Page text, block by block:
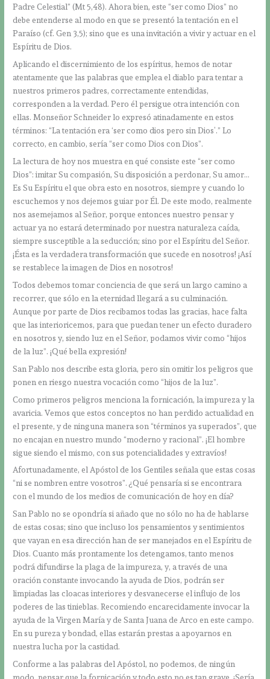
Padre Celestial” (Mt 5,48). Ahora bien, este “ser como Dios” no
debe entenderse al modo en que se presentó la tentación en el
Paraíso (cf. Gen 3,5); sino que es una invitación a vivir y actuar en el
Espíritu de Dios.
Aplicando el discernimiento de los espíritus, hemos de notar
atentamente que las palabras que emplea el diablo para tentar a
nuestros primeros padres, correctamente entendidas,
corresponden a la verdad. Pero él persigue otra intención con
ellas. Monseñor Schneider lo expresó atinadamente en estos
términos: “La tentación era ‘ser como dios pero sin Dios’.” Lo
correcto, en cambio, sería “ser como Dios con Dios”.
La lectura de hoy nos muestra en qué consiste este “ser como
Dios”: imitar Su compasión, Su disposición a perdonar, Su amor…
Es Su Espíritu el que obra esto en nosotros, siempre y cuando lo
escuchemos y nos dejemos guiar por Él. De este modo, realmente
nos asemejamos al Señor, porque entonces nuestro pensar y
actuar ya no estará determinado por nuestra naturaleza caída,
siempre susceptible a la seducción; sino por el Espíritu del Señor.
¡Ésta es la verdadera transformación que sucede en nosotros! ¡Así
se restablece la imagen de Dios en nosotros!
Todos debemos tomar conciencia de que será un largo camino a
recorrer, que sólo en la eternidad llegará a su culminación.
Aunque por parte de Dios recibamos todas las gracias, hace falta
que las interioricemos, para que puedan tener un efecto duradero
en nosotros y, siendo luz en el Señor, podamos vivir como “hijos
de la luz”. ¡Qué bella expresión!
San Pablo nos describe esta gloria, pero sin omitir los peligros que
ponen en riesgo nuestra vocación como “hijos de la luz”.
Como primeros peligros menciona la fornicación, la impureza y la
avaricia. Vemos que estos conceptos no han perdido actualidad en
el presente, y de ninguna manera son “términos ya superados”, que
no encajan en nuestro mundo “moderno y racional”. ¡El hombre
sigue siendo el mismo, con sus potencialidades y extravíos!
Afortunadamente, el Apóstol de los Gentiles señala que estas cosas
“ni se nombren entre vosotros”. ¿Qué pensaría si se encontrara
con el mundo de los medios de comunicación de hoy en día?
San Pablo no se opondría si añado que no sólo no ha de hablarse
de estas cosas; sino que incluso los pensamientos y sentimientos
que vayan en esa dirección han de ser manejados en el Espíritu de
Dios. Cuanto más prontamente los detengamos, tanto menos
podrá difundirse la plaga de la impureza, y, a través de una
oración constante invocando la ayuda de Dios, podrán ser
limpiadas las cloacas interiores y desvanecerse el influjo de los
poderes de las tinieblas. Recomiendo encarecidamente invocar la
ayuda de la Virgen María y de Santa Juana de Arco en este campo.
En su pureza y bondad, ellas estarán prestas a apoyarnos en
nuestra lucha por la castidad.
Conforme a las palabras del Apóstol, no podemos, de ningún